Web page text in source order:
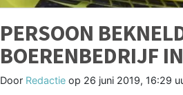
PERSOON
BOERENBEDRIJF
Door Redactie op 26 juni 2019, 16:29